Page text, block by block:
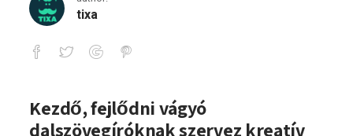
tixa
Orfűi Dalszövegelő: dalszövegíró
Kezdő, fejlődni vágyó
dalszövegíróknak szervez kreatív